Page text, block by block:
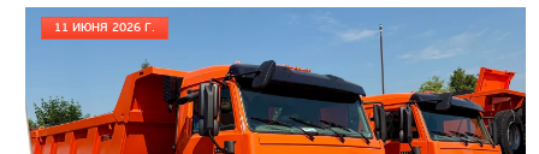
11 ИЮНЯ 2026 Г.